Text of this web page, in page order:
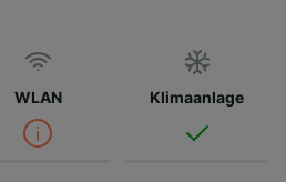
WLAN Klimaanlage